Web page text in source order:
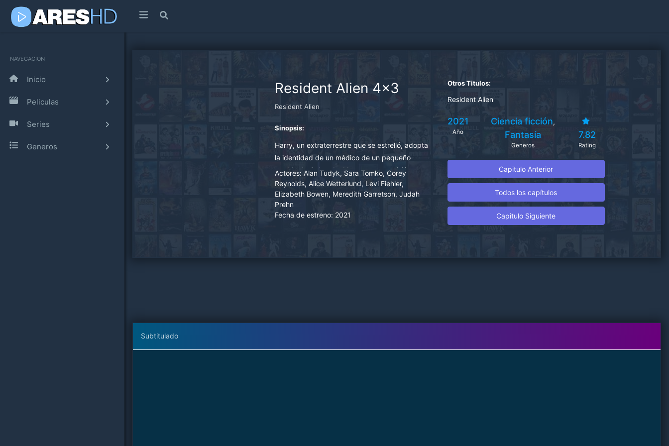
NAVEGACION
Inicio
Peliculas
Series
Generos
Resident Alien 4x3
Resident Alien
Sinopsis:
Harry, un extraterrestre que se estrelló, adopta
la identidad de un médico de un pequeño
pueblo de Colorado. Llega con una misión
secreta y empieza a vivir una vida sencilla...
pero las cosas se complican cuando se ve
obligado a resolver un asesinato local y se da
cuenta de que debe asimilarse a su nuevo
Actores: Alan Tudyk, Sara Tomko, Corey
Reynolds, Alice Wetterlund, Levi Fiehler,
Elizabeth Bowen, Meredith Garretson, Judah
Prehn
Fecha de estreno: 2021
Otros Titulos:
Resident Alien
2021
Año
Ciencia ficción,
Fantasía
Generos
7.82
Rating
Capitulo Anterior
Todos los capítulos
Capitulo Siguiente
Subtitulado